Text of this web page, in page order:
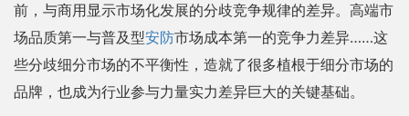
前，与商用显示市场化发展的分歧竞争规律的差异。高端市
场品质第一与普及型安防市场成本第一的竞争力差异……这
些分歧细分市场的不平衡性，造就了很多植根于细分市场的
品牌，也成为行业参与力量实力差异巨大的关键基础。